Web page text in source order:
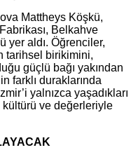
Mattheys Köşkü,
Belkahve
yer aldı. Öğrenciler,
tarihsel birikimini,
güçlü bağı yakından
farklı duraklarında
yalnızca yaşadıkları
ve değerleriyle